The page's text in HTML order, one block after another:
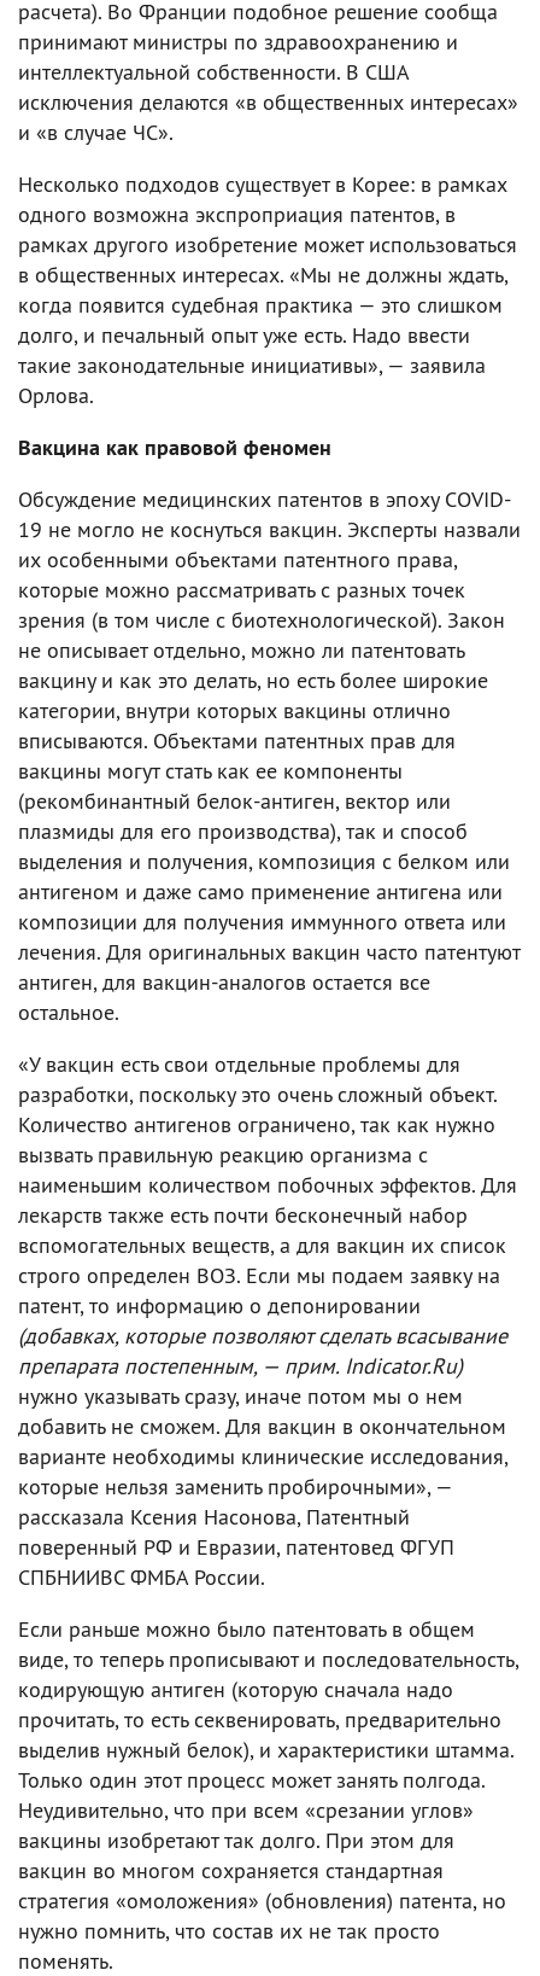
расчета). Во Франции подобное решение сообща
принимают министры по здравоохранению и
интеллектуальной собственности. В США
исключения делаются «в общественных интересах»
и «в случае ЧС».
Несколько подходов существует в Корее: в рамках
одного возможна экспроприация патентов, в
рамках другого изобретение может использоваться
в общественных интересах. «Мы не должны ждать,
когда появится судебная практика — это слишком
долго, и печальный опыт уже есть. Надо ввести
такие законодательные инициативы», — заявила
Орлова.
Вакцина как правовой феномен
Обсуждение медицинских патентов в эпоху COVID-
19 не могло не коснуться вакцин. Эксперты назвали
их особенными объектами патентного права,
которые можно рассматривать с разных точек
зрения (в том числе с биотехнологической). Закон
не описывает отдельно, можно ли патентовать
вакцину и как это делать, но есть более широкие
категории, внутри которых вакцины отлично
вписываются. Объектами патентных прав для
вакцины могут стать как ее компоненты
(рекомбинантный белок-антиген, вектор или
плазмиды для его производства), так и способ
выделения и получения, композиция с белком или
антигеном и даже само применение антигена или
композиции для получения иммунного ответа или
лечения. Для оригинальных вакцин часто патентуют
антиген, для вакцин-аналогов остается все
остальное.
«У вакцин есть свои отдельные проблемы для
разработки, поскольку это очень сложный объект.
Количество антигенов ограничено, так как нужно
вызвать правильную реакцию организма с
наименьшим количеством побочных эффектов. Для
лекарств также есть почти бесконечный набор
вспомогательных веществ, а для вакцин их список
строго определен ВОЗ. Если мы подаем заявку на
патент, то информацию о депонировании
(добавках, которые позволяют сделать всасывание
препарата постепенным, — прим. Indicator.Ru)
нужно указывать сразу, иначе потом мы о нем
добавить не сможем. Для вакцин в окончательном
варианте необходимы клинические исследования,
которые нельзя заменить пробирочными», —
рассказала Ксения Насонова, Патентный
поверенный РФ и Евразии, патентовед ФГУП
СПБНИИВС ФМБА России.
Если раньше можно было патентовать в общем
виде, то теперь прописывают и последовательность,
кодирующую антиген (которую сначала надо
прочитать, то есть секвенировать, предварительно
выделив нужный белок), и характеристики штамма.
Только один этот процесс может занять полгода.
Неудивительно, что при всем «срезании углов»
вакцины изобретают так долго. При этом для
вакцин во многом сохраняется стандартная
стратегия «омоложения» (обновления) патента, но
нужно помнить, что состав их не так просто
поменять.